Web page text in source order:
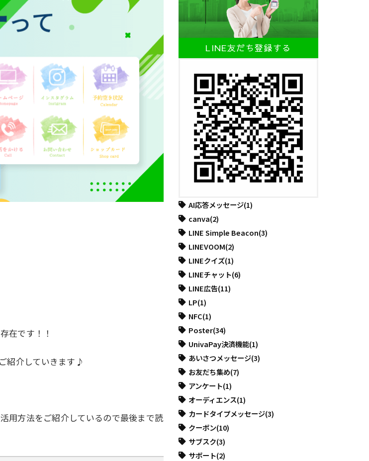
在です！！
紹介していきます♪
用方法をご紹介しているので最後まで読
LINE友だち登録する
AI応答メッセージ(1)
canva(2)
LINE Simple Beacon(3)
LINEVOOM(2)
LINEクイズ(1)
LINEチャット(6)
LINE広告(11)
LP(1)
NFC(1)
Poster(34)
UnivaPay決済機能(1)
あいさつメッセージ(3)
お友だち集め(7)
アンケート(1)
オーディエンス(1)
カードタイプメッセージ(3)
クーポン(10)
サブスク(3)
サポート(2)